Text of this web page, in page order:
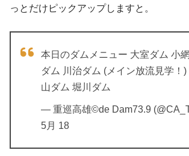
っとだけピックアップしますと。
本日のダムメニュー 大室ダム 小
ダム 川治ダム (メイン放流見学！
山ダム 堀川ダム
— 重巡高雄©de Dam73.9
5月 18